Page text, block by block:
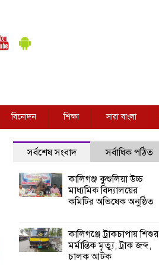
বিনোদন শিক্ষা সারা বাংলা
সর্বশেষ সংবাদ সর্বাধিক পঠিত
কালিগঞ্জ কুশুলিয়া উচ্চ
মাধ্যমিক বিদ্যালয়ের
কমিটির অভিষেক অনুষ্ঠিত
কালিগঞ্জে ট্রাকচাপায় শিশুর
মর্মান্তিক মৃত্যু, ট্রাক জব্দ,
চালক আটক